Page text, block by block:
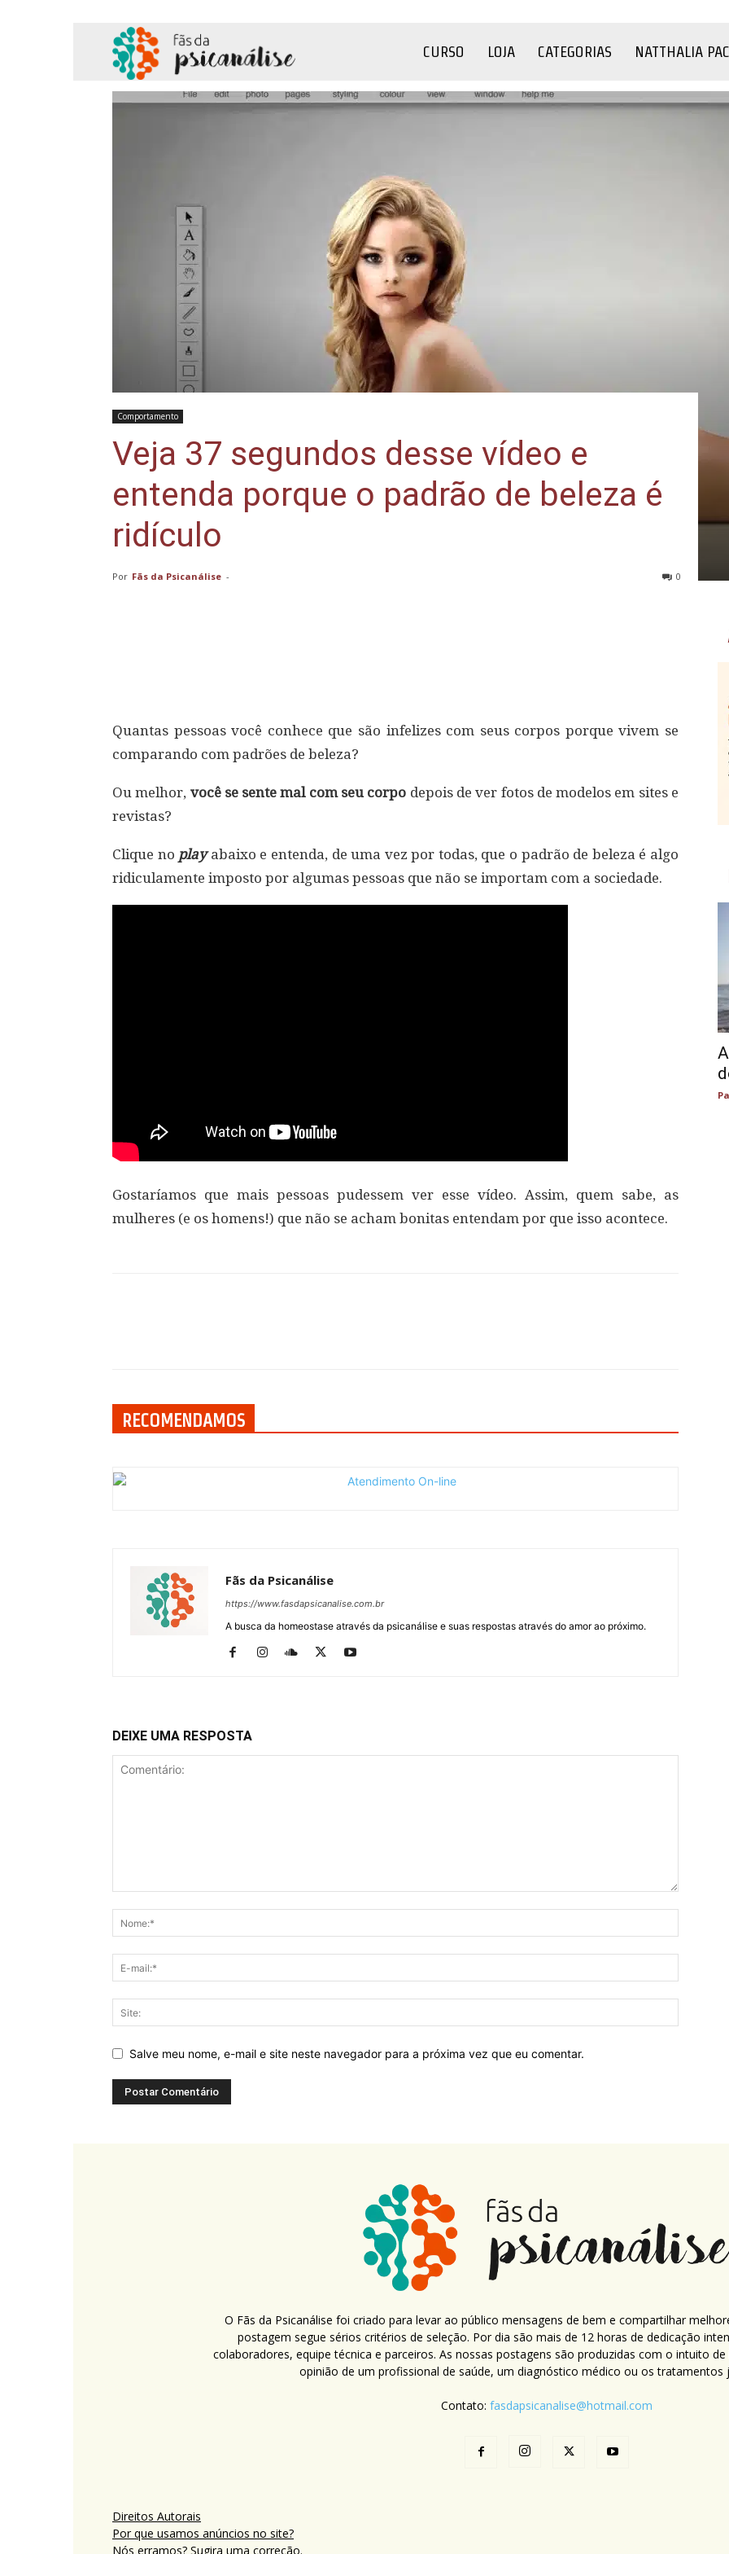
da
CURSO LOJA CATEGORIAS NATTHALIA
Comportamento
Veja 37 segundos desse vídeo e
entenda porque o padrão de beleza é
ridículo
Por Fãs da Psicanálise - 0
Quantas pessoas você conhece que são infelizes com seus corpos porque vivem se
comparando com padrões de beleza?
Ou melhor, você se sente mal com seu corpo depois de ver fotos de modelos em sites e
revistas?
Clique no playabaixo e entenda, de uma vez por todas, que o padrão de beleza é algo
ridiculamente imposto por algumas pessoas que não se importam com a sociedade.
Gostaríamos que mais pessoas pudessem ver esse vídeo. Assim, quem sabe, as
mulheres (e os homens!) que não se acham bonitas entendam por que isso acontece.
RECOMENDAMOS
Fãs da Psicanálise
https://www.fasdapsicanalise.com.br
A busca da homeostase através da psicanálise e suas respostas através do amor ao próximo.
DEIXE UMA RESPOSTA
Salve meu nome, e-mail e site neste navegador para a próxima vez que eu comentar.
O Fãs da Psicanálise foi criado para levar ao público mensagens de bem e compartilhar
postagem segue sérios critérios de seleção. Por dia são mais de 12 horas de dedicação
colaboradores, equipe técnica e parceiros. As nossas postagens são produzidas com o intuito
opinião de um profissional de saúde, um diagnóstico médico ou os tratamentos
Contato: fasdapsicanalise@hotmail.com
Direitos Autorais
Por que usamos anúncios no site?
Nós erramos? Sugira uma correção.